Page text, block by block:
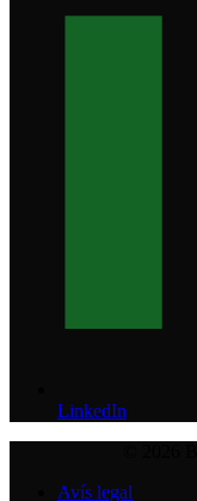
LinkedIn
Avís legal